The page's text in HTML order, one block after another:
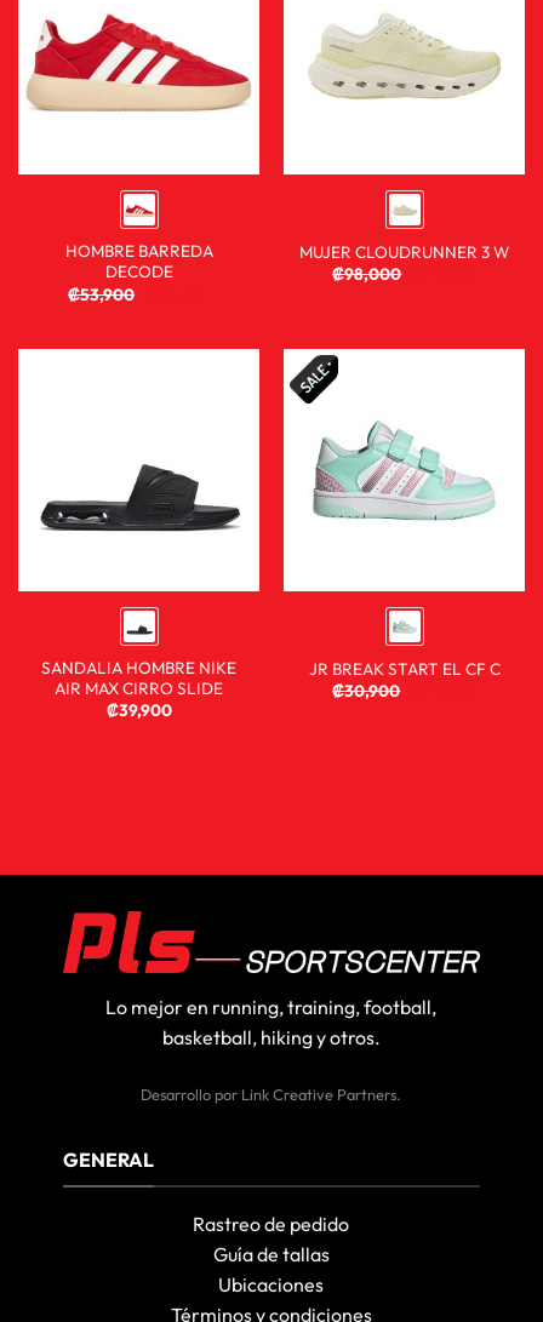
HOMBRE BARREDA
DECODE
₡53,900
MUJER CLOUDRUNNER 3 W
₡98,000
SANDALIA HOMBRE NIKE
AIR MAX CIRRO SLIDE
₡39,900
JR BREAK START EL CF C
₡30,900
Lo mejor en running, training, football,
basketball, hiking y otros.
Desarrollo por Link Creative Partners.
GENERAL
Rastreo de pedido
Guía de tallas
Ubicaciones
Términos y condiciones